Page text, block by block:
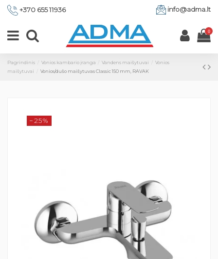
+370 655 11936 info@adma.lt
0
Pagrindinis Vonios kambario įranga Vandens maišytuvai
Vonios
maišytuvai
Vonios/dušo maišytuvas Classic 150 mm, RAVAK
−25%